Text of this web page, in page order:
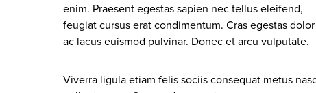
enim. Praesent egestas sapien nec tellus eleifend,
feugiat cursus erat condimentum. Cras egestas dolor
ac lacus euismod pulvinar. Donec et arcu vulputate.
Viverra ligula etiam felis sociis consequat metus